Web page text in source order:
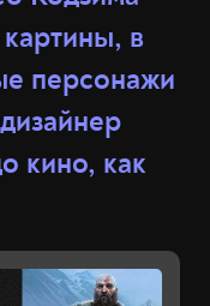
в
персонажи
кино, как